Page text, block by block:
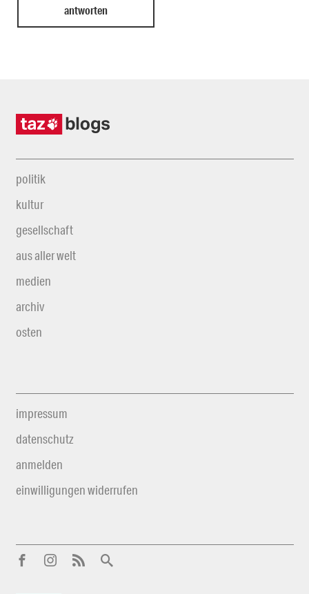
politik
kultur
gesellschaft
aus aller welt
medien
archiv
osten
impressum
datenschutz
anmelden
einwilligungen widerrufen